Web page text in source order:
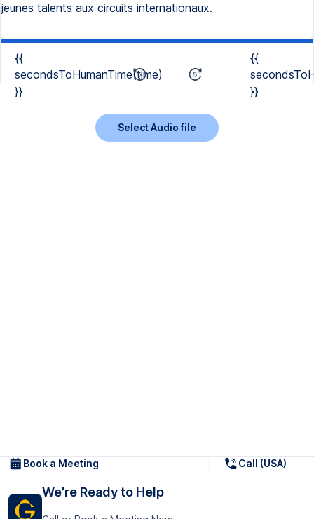
jeunes talents aux circuits internationaux.
{{
secondsToHumanTime(time)
}}
{{
}}
Select Audio file
Book a Meeting Call (USA)
We’re Ready to Help